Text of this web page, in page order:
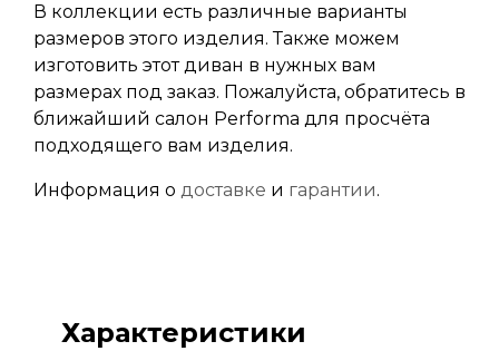
В коллекции есть различные варианты
размеров этого изделия. Также можем
изготовить этот диван в нужных вам
размерах под заказ. Пожалуйста, обратитесь в
ближайший салон Performa для просчёта
подходящего вам изделия.
Информация о доставке и гарантии.
Характеристики